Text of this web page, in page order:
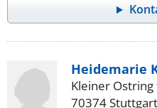
Heidemarie
Kleiner Ostring
70374 Stuttgart